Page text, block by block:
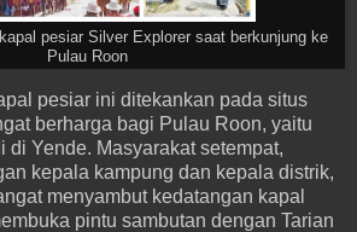
pesiar Silver Explorer saat berkunjung ke
Pulau Roon
pesiar ini ditekankan pada situs
berharga bagi Pulau Roon, yaitu
di Yende. Masyarakat setempat,
kepala kampung dan kepala distrik,
menyambut kedatangan kapal
pintu sambutan dengan Tarian